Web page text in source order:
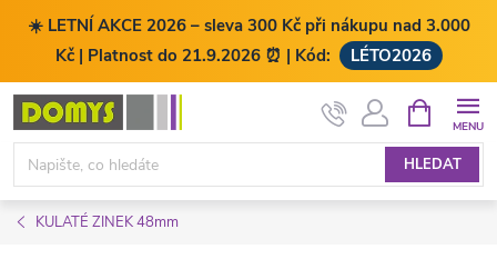
☀️ LETNÍ AKCE 2026 – sleva 300 Kč při nákupu nad 3.000
Kč | Platnost do 21.9.2026 ⏰ | Kód:
LÉTO2026
Přejít
obsah
HLEDAT
NÁKUPNÍ
KOŠÍK
KULATÉ ZINEK 48mm